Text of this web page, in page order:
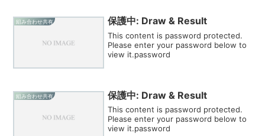
組み合わせ共有 保護中: Draw & Result
This content is password protected.
Please enter your password below to
view it.password
組み合わせ共有 保護中: Draw & Result
This content is password protected.
Please enter your password below to
view it.password